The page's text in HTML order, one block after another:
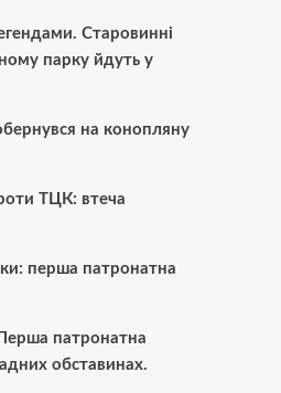
Старовинні
парку йдуть у
на конопляну
ТЦК: втеча
перша патронатна
патронатна
обставинах.